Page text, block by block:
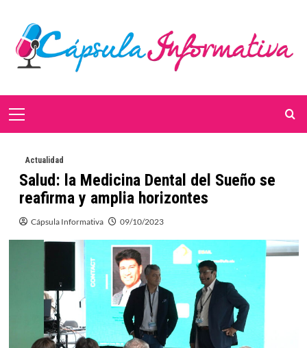
contenido
Menú
Actualidad
Salud: la Medicina Dental del Sueño se
reafirma y amplia horizontes
Cápsula Informativa 09/10/2023